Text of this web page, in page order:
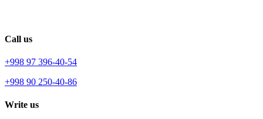
Call us
+998 97 396-40-54
+998 90 250-40-86
Write us